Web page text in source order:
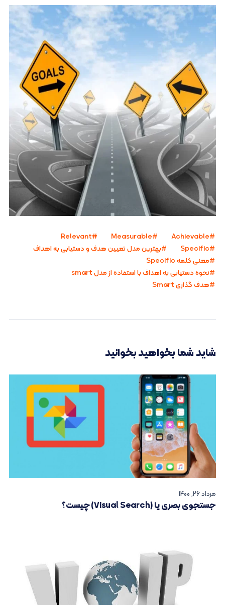
Achievable
Measurable
Relevant
Specific
بهترین مدل تعیین هدف و دستیابی به اهداف
معنی کلمه Specific
نحوه دستیابی به اهداف با استفاده از مدل smart
هدف گذاری Smart
شاید شما بخواهید بخوانید
مرداد 26, 1400
جستجوی بصری یا (Visual Search) چیست؟